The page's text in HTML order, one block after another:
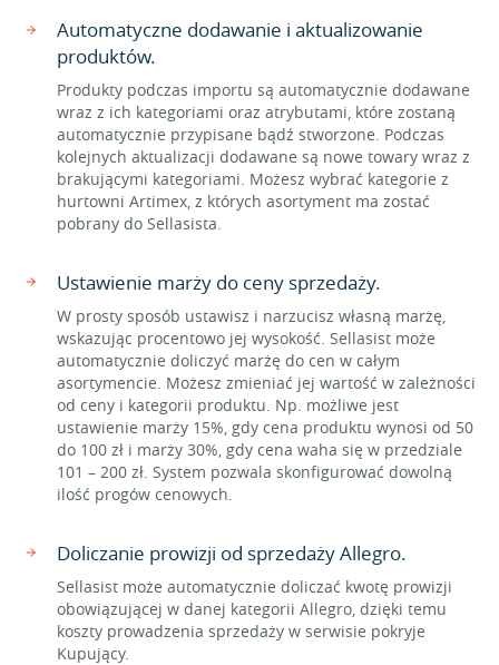
Automatyczne dodawanie i aktualizowanie
produktów.
Produkty podczas importu są automatycznie dodawane
wraz z ich kategoriami oraz atrybutami, które zostaną
automatycznie przypisane bądź stworzone. Podczas
kolejnych aktualizacji dodawane są nowe towary wraz z
brakującymi kategoriami. Możesz wybrać kategorie z
hurtowni Artimex, z których asortyment ma zostać
pobrany do Sellasista.
Ustawienie marży do ceny sprzedaży.
W prosty sposób ustawisz i narzucisz własną marżę,
wskazując procentowo jej wysokość. Sellasist może
automatycznie doliczyć marżę do cen w całym
asortymencie. Możesz zmieniać jej wartość w zależności
od ceny i kategorii produktu. Np. możliwe jest
ustawienie marży 15%, gdy cena produktu wynosi od 50
do 100 zł i marży 30%, gdy cena waha się w przedziale
101 – 200 zł. System pozwala skonfigurować dowolną
ilość progów cenowych.
Doliczanie prowizji od sprzedaży Allegro.
Sellasist może automatycznie doliczać kwotę prowizji
obowiązującej w danej kategorii Allegro, dzięki temu
koszty prowadzenia sprzedaży w serwisie pokryje
Kupujący.